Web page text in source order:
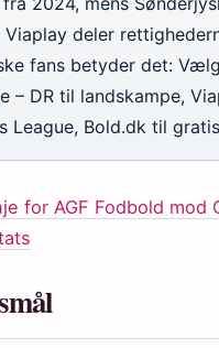
deler
fans betyder det:
– DR til landskampe,
League, Bold.dk til
for AGF Fodbold mod